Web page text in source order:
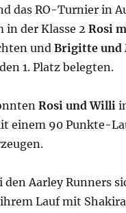
das RO-Turnier in
in der Klasse 2Rosi
undBrigitte und
1. Platz belegten.
Rosi und Willi
einem 90 Punkte-
den Aarley Runners
Lauf mit